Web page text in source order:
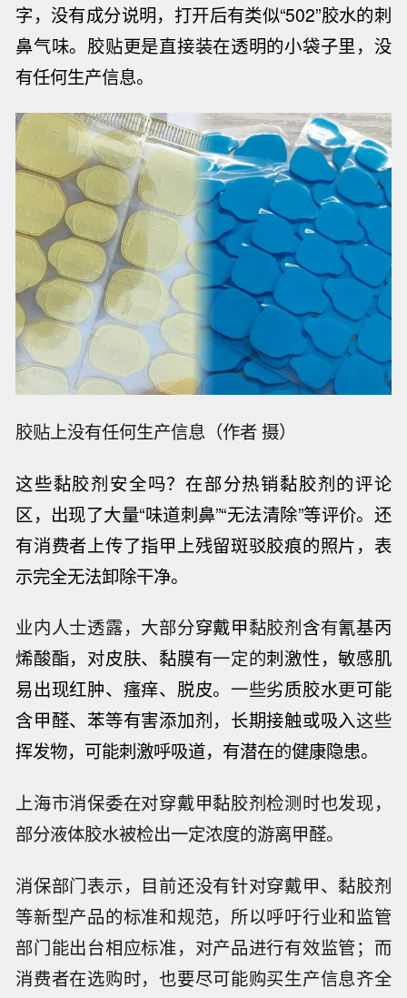
字，没有成分说明，打开后有类似“502”胶水的刺
鼻气味。胶贴更是直接装在透明的小袋子里，没
有任何生产信息。
胶贴上没有任何生产信息（作者 摄）
这些黏胶剂安全吗？在部分热销黏胶剂的评论
区，出现了大量“味道刺鼻”“无法清除”等评价。还
有消费者上传了指甲上残留斑驳胶痕的照片，表
示完全无法卸除干净。
业内人士透露，大部分穿戴甲黏胶剂含有氰基丙
烯酸酯，对皮肤、黏膜有一定的刺激性，敏感肌
易出现红肿、瘙痒、脱皮。 一些劣质胶水更可能
含甲醛、苯等有害添加剂，长期接触或吸入这些
挥发物，可能刺激呼吸道，有潜在的健康隐患。
上海市消保委在对穿戴甲黏胶剂检测时也发现，
部分液体胶水被检出一定浓度的游离甲醛。
消保部门表示，目前还没有针对穿戴甲、黏胶剂
等新型产品的标准和规范，所以呼吁行业和监管
部门能出台相应标准，对产品进行有效监管；而
消费者在选购时，也要尽可能购买生产信息齐全